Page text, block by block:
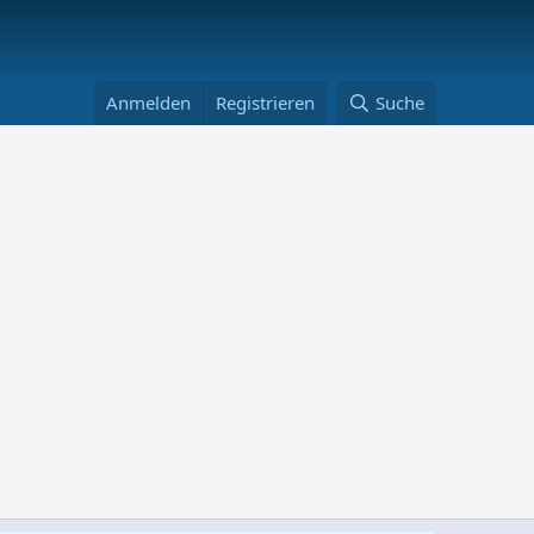
Anmelden Registrieren Suche